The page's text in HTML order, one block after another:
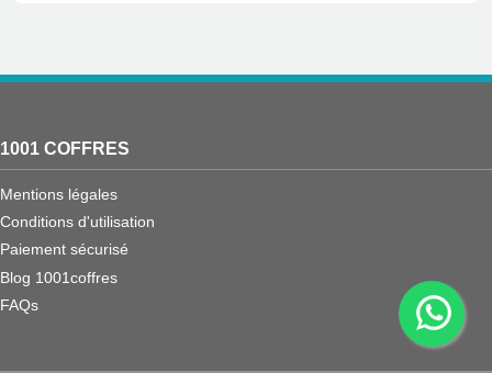
1001 COFFRES
Mentions légales
Conditions d'utilisation
Paiement sécurisé
Blog 1001coffres
FAQs